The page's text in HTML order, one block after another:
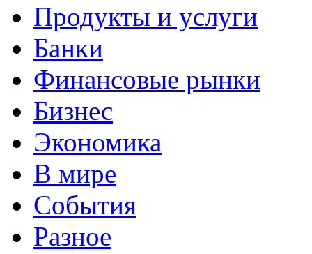
Продукты и услуги
Банки
Финансовые рынки
Бизнес
Экономика
В мире
События
Разное